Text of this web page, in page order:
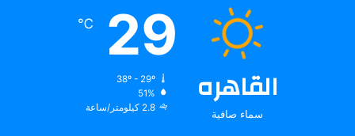
القاهره
سماء صافية
29
℃
38º - 29º
51%
2.8 كيلومتر/ساعة